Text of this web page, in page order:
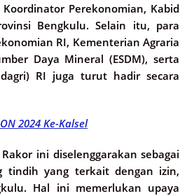
Perekonomian, Kabid
Bengkulu. Selain itu, para
RI, Kementerian Agraria
Daya Mineral (ESDM), serta
RI juga turut hadir secara
2024 Ke-Kalsel
ini diselenggarakan sebagai
tindih yang terkait dengan izin,
Hal ini memerlukan upaya